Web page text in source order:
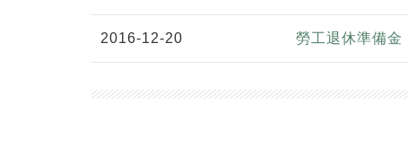
2016-12-20 勞工退休準備金